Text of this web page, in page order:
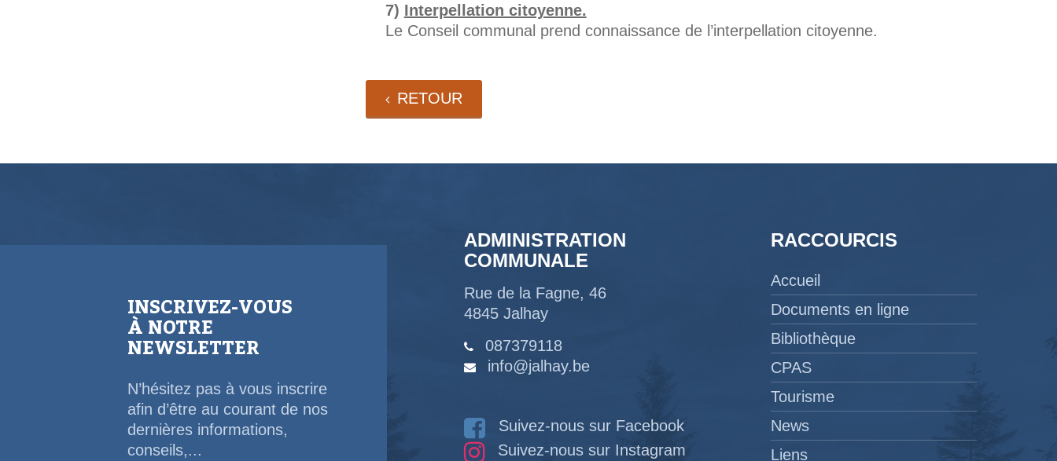
Interpellation citoyenne.
Le Conseil communal prend connaissance de l’interpellation citoyenne.
RETOUR
INSCRIVEZ-VOUS
À NOTRE
NEWSLETTER
N’hésitez pas à vous inscrire
afin d’être au courant de nos
dernières informations,
conseils,...
ADMINISTRATION
COMMUNALE
Rue de la Fagne, 46
4845 Jalhay
087379118
info@jalhay.be
Suivez-nous sur Facebook
Suivez-nous sur Instagram
RACCOURCIS
Accueil
Documents en ligne
Bibliothèque
CPAS
Tourisme
News
Liens